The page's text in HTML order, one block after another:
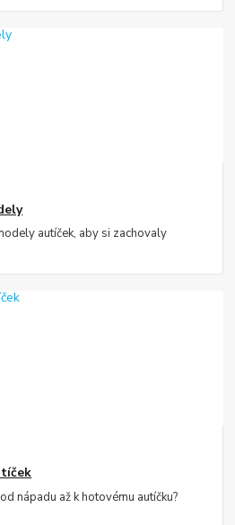
autíček, aby si zachovaly
nápadu až k hotovému autíčku?